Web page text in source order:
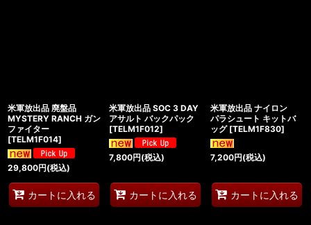
米軍放出品 廃盤品
MYSTERY RANCH ガン
ファイター
[TELM1F014]
29,800円(税込)
カートに入れる
米軍放出品 SOC 3 DAY
アサルト バックパック
[TELM1F012]
7,800円(税込)
カートに入れる
米軍放出品 ナイロン
パラシュート キットバ
ッグ [TELM1F830]
7,200円(税込)
カートに入れる